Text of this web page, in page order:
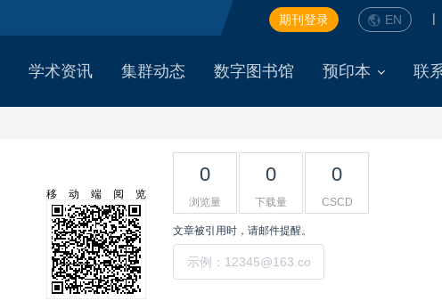
|
EN
期刊登录
学术资讯 集群动态 数字图书馆 预印本 联
移动端阅览
0
浏览量
0
下载量
0
CSCD
文章被引用时，请邮件提醒。